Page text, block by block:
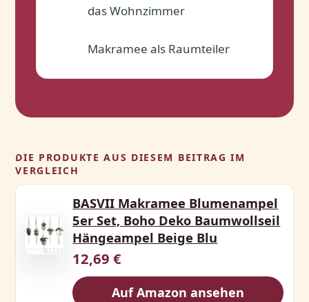
das Wohnzimmer
Makramee als Raumteiler
DIE PRODUKTE AUS DIESEM BEITRAG IM
VERGLEICH
BASVII Makramee Blumenampel
5er Set, Boho Deko Baumwollseil
Hängeampel Beige Blu
12,69 €
Auf Amazon ansehen